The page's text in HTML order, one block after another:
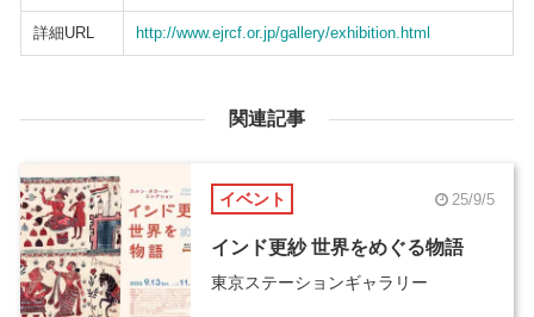
詳細URL http://www.ejrcf.or.jp/gallery/exhibition.html
関連記事
イベント 25/9/5
インド更紗 世界をめぐる物語
東京ステーションギャラリー